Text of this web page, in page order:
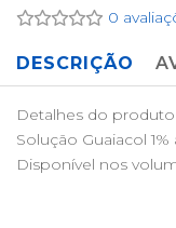
0
DESCRIÇÃO
Detalhes do produto
Solução Guaiacol
Disponível nos